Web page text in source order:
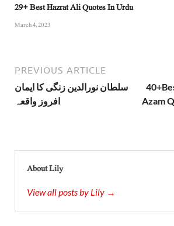
29+ Best Hazrat Ali Quotes In Urdu
March 4, 2023
PREVIOUS ARTICLE
سلطان نورالدین زنگی کا ایمان
افروز واقعہ
Azam
About Lily
View all posts by Lily →